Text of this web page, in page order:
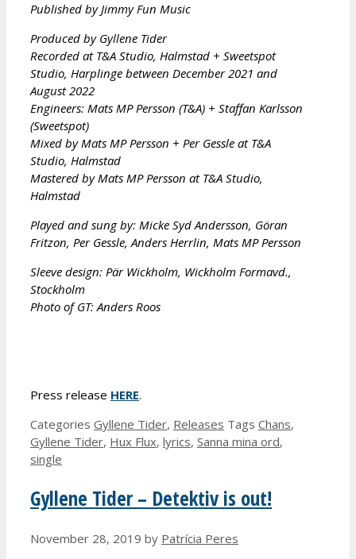
Published by Jimmy Fun Music
Produced by Gyllene Tider
Recorded at T&A Studio, Halmstad + Sweetspot
Studio, Harplinge between December 2021 and
August 2022
Engineers: Mats MP Persson (T&A) + Staffan Karlsson
(Sweetspot)
Mixed by Mats MP Persson + Per Gessle at T&A
Studio, Halmstad
Mastered by Mats MP Persson at T&A Studio,
Halmstad
Played and sung by: Micke Syd Andersson, Göran
Fritzon, Per Gessle, Anders Herrlin, Mats MP Persson
Sleeve design: Pär Wickholm, Wickholm Formavd.,
Stockholm
Photo of GT: Anders Roos
Press release HERE.
Categories Gyllene Tider, Releases Tags Chans,
Gyllene Tider, Hux Flux, lyrics, Sanna mina ord,
single
Gyllene Tider – Detektiv is out!
November 28, 2019 by Patrícia Peres